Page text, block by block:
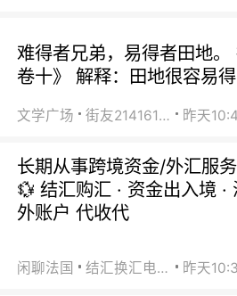
难得者兄弟，易得者田地。
卷十》 解释：田地很容易
文学广场 街友21416156 昨天
长期从事跨境资金/外汇服务
💱 结汇购汇 · 资金出入境 ·
外账户 代收代
闲聊法国 结汇换汇电汇 昨天